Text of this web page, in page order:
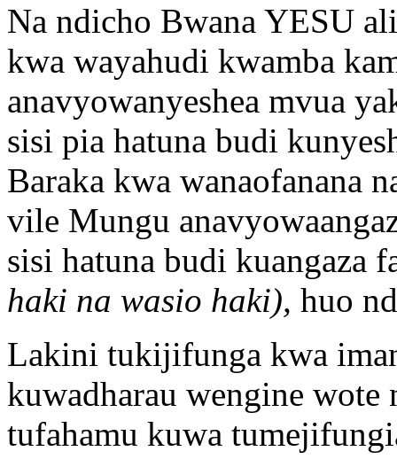
Na ndicho Bwana YESU
kwa wayahudi kwamba
anavyowanyeshea mvua
sisi pia hatuna budi
Baraka kwa wanaofanana
vile Mungu
sisi hatuna budi kuangaza
haki na wasio haki), huo
Lakini tukijifunga kwa
kuwadharau wengine wote
tufahamu kuwa